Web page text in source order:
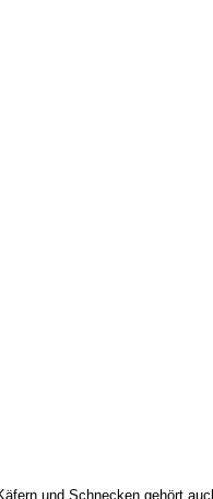
und Schnecken gehört